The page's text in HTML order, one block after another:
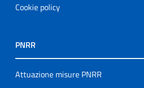
Cookie policy
PNRR
Attuazione misure PNRR